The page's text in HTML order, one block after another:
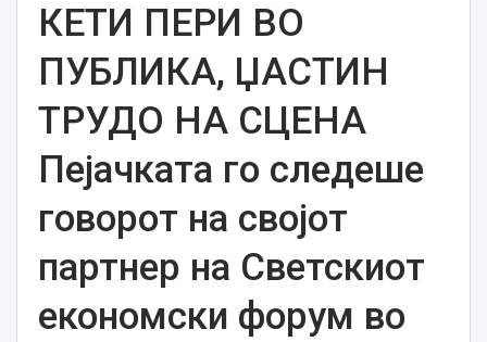
КЕТИ ПЕРИ ВО
ПУБЛИКА, ЏАСТИН
ТРУДО НА СЦЕНА
Пејачката го следеше
говорот на својот
партнер на Светскиот
економски форум во